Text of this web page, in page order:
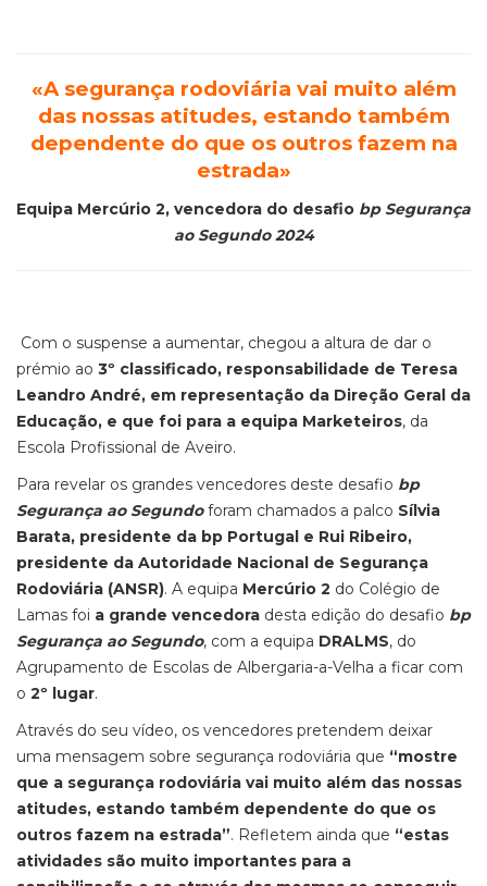
«Asegurança rodoviária vai muito além
das nossas atitudes, estando também
dependente do que os outros fazem na
estrada»
Equipa Mercúrio 2, vencedora do desafio bp Segurança
ao Segundo 2024
Com o suspense a aumentar, chegou a altura de dar o
prémio ao 3º classificado, responsabilidade de Teresa
Leandro André, em representação da Direção Geral da
Educação, e que foi para a equipa Marketeiros, da
Escola Profissional de Aveiro.
Para revelar os grandes vencedores deste desafio bp
Segurança ao Segundoforam chamados a palco Sílvia
Barata, presidente da bp Portugal e Rui Ribeiro,
presidente da Autoridade Nacional de Segurança
Rodoviária (ANSR). A equipa Mercúrio 2 do Colégio de
Lamas foi a grande vencedora desta edição do desafio bp
Segurança ao Segundo, com a equipa DRALMS, do
Agrupamento de Escolas de Albergaria-a-Velha a ficar com
o 2º lugar.
Através do seu vídeo, os vencedores pretendem deixar
uma mensagem sobre segurança rodoviária que “mostre
que a segurança rodoviária vai muito além das nossas
atitudes, estando também dependente do que os
outros fazem na estrada”. Refletem ainda que “estas
atividades são muito importantes para a